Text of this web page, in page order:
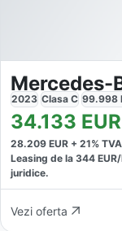
2023 Clasa C 99.998
34.133 EUR
28.209 EUR + 21%
Leasing de la 344
juridice.
Vezi oferta